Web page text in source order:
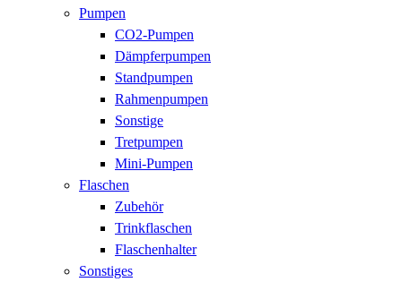
Pumpen
CO2-Pumpen
Dämpferpumpen
Standpumpen
Rahmenpumpen
Sonstige
Tretpumpen
Mini-Pumpen
Flaschen
Zubehör
Trinkflaschen
Flaschenhalter
Sonstiges